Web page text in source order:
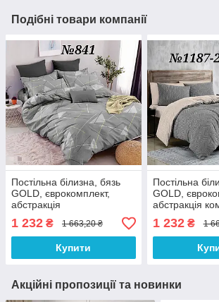
Подібні товари компанії
Постільна білизна, бязь
GOLD, єврокомплект,
абстракція
1 232 ₴ 1 663,20 ₴
Купити
Постільна
GOLD,
абстракція
1 232₴ 1
Акційні пропозиції та новинки